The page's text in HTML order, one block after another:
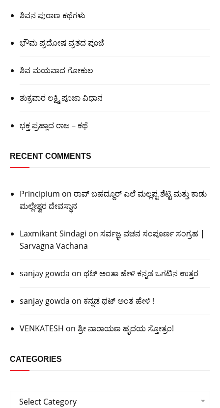
ಶಿವನ ಪುರಾಣ ಕಥೆಗಳು
ಭೌಮ ಪ್ರದೋಷ ವ್ರತದ ಪೂಜೆ
ಶಿವ ಮಯವಾದ ಗೋಕುಲ
ಶುಕ್ರವಾರ ಲಕ್ಷ್ಮಿ ಪೂಜಾ ವಿಧಾನ
ಭಕ್ತ ಪ್ರಹ್ಲಾದ ರಾಜ – ಕಥೆ
RECENT COMMENTS
Principium on ರಾವ್ ಬಹದ್ದೂರ್ ಎಲೆ ಮಲ್ಲಪ್ಪ ಶೆಟ್ಟಿ ಮತ್ತು ಕಾಡು
ಮಲ್ಲೇಶ್ವರ ದೇವಸ್ಥಾನ
Laxmikant Sindagi on ಸರ್ವಜ್ಞ ವಚನ ಸಂಪೂರ್ಣ ಸಂಗ್ರಹ |
Sarvagna Vachana
sanjay gowda on ಥಟ್ ಅಂತಾ ಹೇಳಿ ಕನ್ನಡ ಒಗಟಿನ ಉತ್ತರ
sanjay gowda on ಕನ್ನಡ ಥಟ್ ಅಂತ ಹೇಳಿ !
VENKATESH on ಶ್ರೀ ನಾರಾಯಣ ಹೃದಯ ಸ್ತೋತ್ರಂ!
CATEGORIES
Categories
Select Category